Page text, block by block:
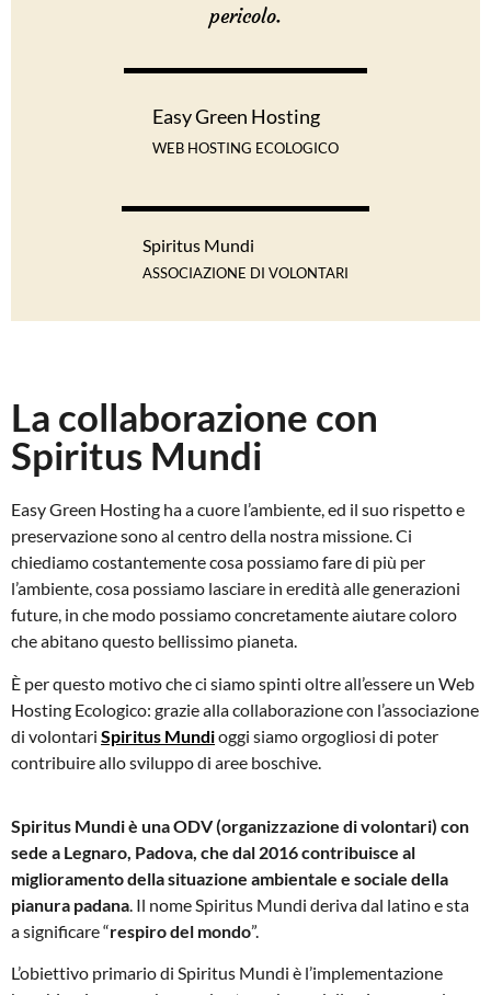
pericolo.
Easy Green Hosting
WEB HOSTING ECOLOGICO
Spiritus Mundi
ASSOCIAZIONE DI VOLONTARI
La collaborazione con
Spiritus Mundi
Easy Green Hosting ha a cuore l’ambiente, ed il suo rispetto e
preservazione sono al centro della nostra missione. Ci
chiediamo costantemente cosa possiamo fare di più per
l’ambiente, cosa possiamo lasciare in eredità alle generazioni
future, in che modo possiamo concretamente aiutare coloro
che abitano questo bellissimo pianeta.
È per questo motivo che ci siamo spinti oltre all’essere un Web
Hosting Ecologico: grazie alla collaborazione con l’associazione
di volontari Spiritus Mundioggi siamo orgogliosi di poter
contribuire allo sviluppo di aree boschive.
Spiritus Mundi è una ODV (organizzazione di volontari) con
sede a Legnaro, Padova, che dal 2016 contribuisce al
miglioramento della situazione ambientale e sociale della
pianura padana. Il nome Spiritus Mundi deriva dal latino e sta
a significare “respiro del mondo”.
L’obiettivo primario di Spiritus Mundi è l’implementazione